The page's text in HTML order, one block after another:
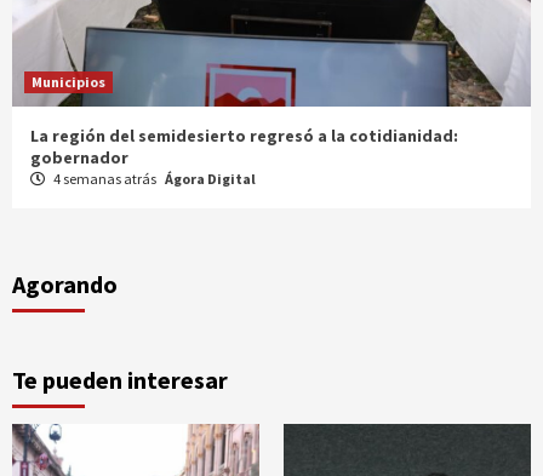
Municipios
Entrega gobernador a productores 100 mdp en semilla
1 mes atrás
Agorando
Te pueden interesar